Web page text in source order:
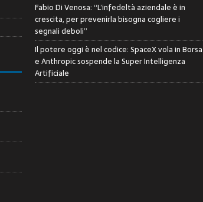
Fabio Di Venosa: “L’infedeltà aziendale è in
crescita, per prevenirla bisogna cogliere i
segnali deboli”
Il potere oggi è nel codice: SpaceX vola in Borsa
e Anthropic sospende la Super Intelligenza
Artificiale